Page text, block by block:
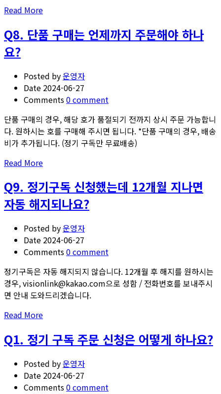
요.
이
체
계
좌
가
같
아
야
하
나
요?
Read
about
Q7.
이
를
기
입
하
지
했
습
니
Read More
Q8. 단품 구매는 언제까지 주문해야 하나
요?
Posted by운영자
Date 2024-06-27
Comments0 comment
단품 구매의 경우, 해당 호가 품절되기 전까지 상시 주문 가능합니
다. 원하시는 호를 구매해 주시면 됩니다. *단품 구매의 경우, 배송
비가 추가됩니다. (정기 구독만 무료배송)
Read
about
Q8.
단
언
제
까
주
해
요?
Read More
Q9. 정기구독 신청했는데 12개월 지나면
자동 해지되나요?
Posted by운영자
Date 2024-06-27
Comments0 comment
정기구독은 자동 해지되지 않습니다. 12개월 후 해지를 원하시는
경우, visionlink@kakao.com으로 성함 / 전화번호를 보내주시
면 안내 도와드리겠습니다.
Read
about
Q9.
Read More
Q1. 정기 구독 주문 신청은 어떻게 하나요?
Posted by운영자
Date 2024-06-27
Comments0 comment